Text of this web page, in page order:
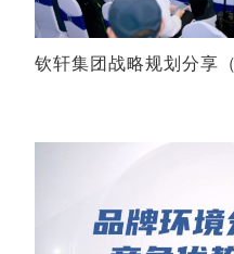
钦轩集团战略规划分享（